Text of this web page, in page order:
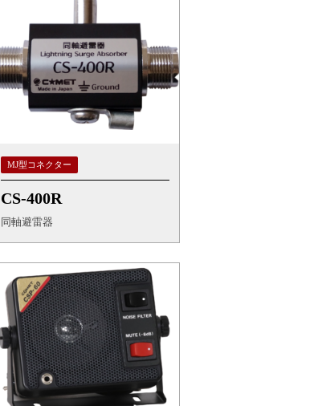
MJ型コネクター
CS-400R
同軸避雷器